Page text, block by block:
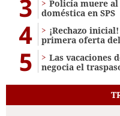
3
Policía muere
doméstica en SPS
4
¡Rechazo
primera oferta
5
Las vacaciones
negocia el